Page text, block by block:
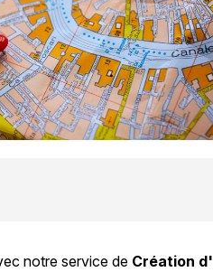
notre service de Création